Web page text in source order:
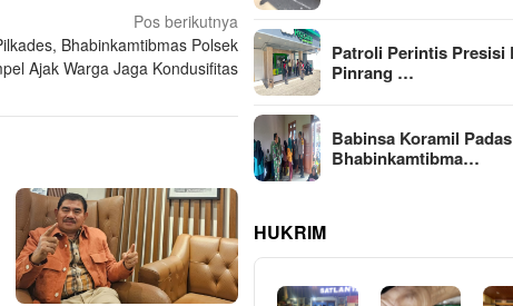
Pos berikutnya
Bhabinkamtibmas Polsek
Ajak Warga Jaga Kondusifitas
Patroli Perintis Presisi
Pinrang …
Babinsa Koramil
Bhabinkamtibma…
HUKRIM